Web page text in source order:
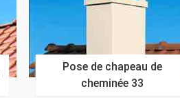
Pose de chapeau de
cheminée 33